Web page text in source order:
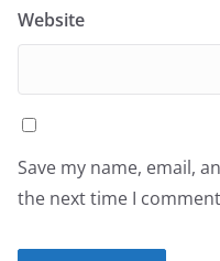
Website
Save my name, email,
the next time I